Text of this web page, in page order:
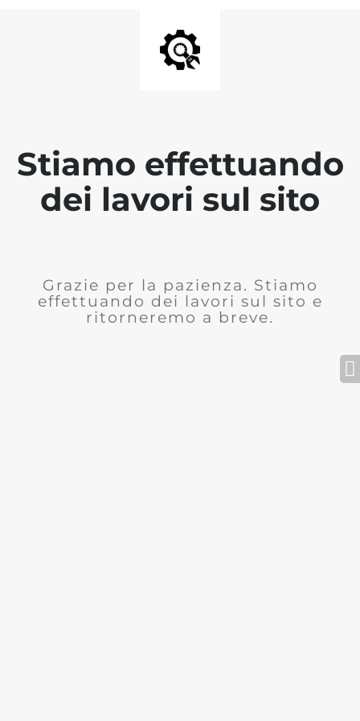
Stiamo effettuando
dei lavori sul sito
Grazie per la pazienza. Stiamo
effettuando dei lavori sul sito e
ritorneremo a breve.